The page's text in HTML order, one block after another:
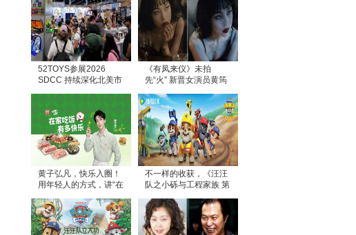
52TOYS参展2026
SDCC 持续深化北美市
《有凤来仪》未拍
先“火” 新晋女演员黄筠
信风波争先惊动部分媒
体
黄子弘凡，快乐入圈！
用年轻人的方式，讲“在
不一样的收获，《汪汪
队之小砾与工程家族 第
事中生根